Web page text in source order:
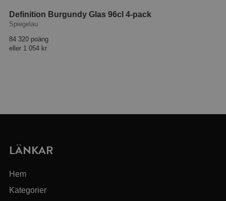
Definition Burgundy Glas 96cl 4-pack
Spiegelau
84 320 poäng
eller 1 054 kr
LÄNKAR
Hem
Kategorier